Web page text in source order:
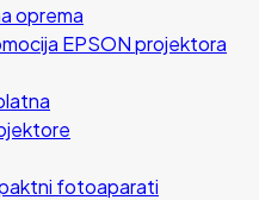
oprema
EPSON projektora
fotoaparati